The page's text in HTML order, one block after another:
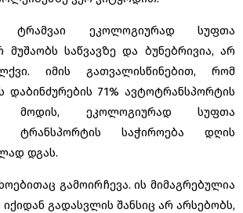
ტრამვაი ეკოლოგიურად სუფთა
მუშაობს საწვავზე და ბუნებრივია, არ
იმის გათვალისწინებით, რომ
დაბინძურების 71% ავტოტრანსპორტის
მოდის, ეკოლოგიურად სუფთა
ტრანსპორტის საჭიროება დღის
დგას.
გამოირჩევა. ის მიმაგრებულია
გადასვლის შანსიც არ არსებობს,